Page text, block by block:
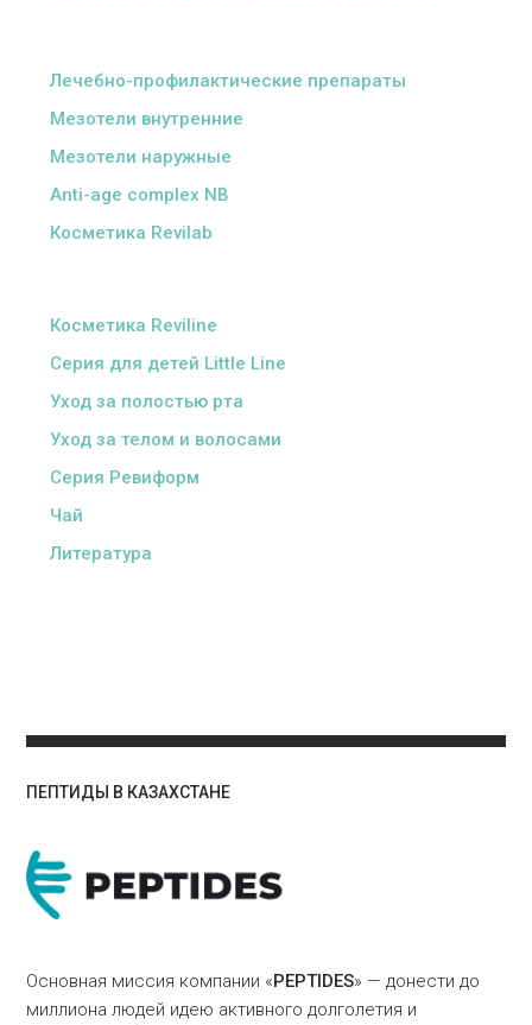
Лечебно-профилактические препараты
Мезотели внутренние
Мезотели наружные
Anti-age complex NB
Косметика Revilab
Косметика Reviline
Серия для детей Little Line
Уход за полостью рта
Уход за телом и волосами
Серия Ревиформ
Чай
Литература
ПЕПТИДЫ В КАЗАХСТАНЕ
Основная миссия компании «PEPTIDES» — донести до
миллиона людей идею активного долголетия и